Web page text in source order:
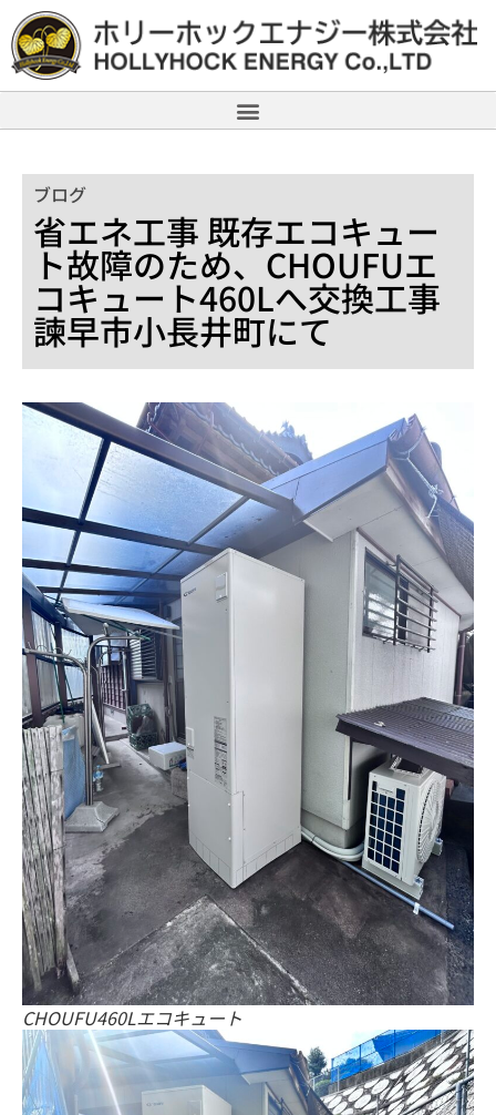
ブログ
省エネ工事 既存エコキュー
ト故障のため、CHOUFUエ
コキュート460Lへ交換工事
諫早市小長井町にて
CHOUFU460Lエコキュート